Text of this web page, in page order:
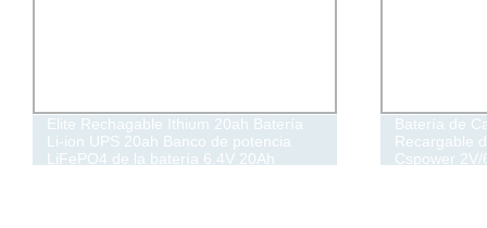
Elite Rechagable Ithium 20ah Batería
Li-ion UPS 20ah Banco de potencia
LiFePO4 de la batería 6.4V 20Ah
Batería de
Recargable
Cspower